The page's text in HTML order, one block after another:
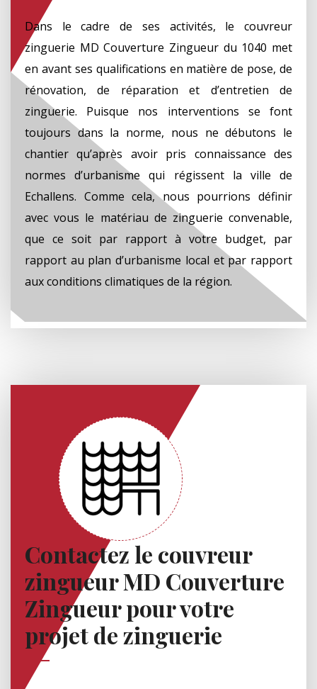
Dans le cadre de ses activités, le couvreur
zinguerie MD Couverture Zingueur du 1040 met
en avant ses qualifications en matière de pose, de
rénovation, de réparation et d’entretien de
zinguerie. Puisque nos interventions se font
toujours dans la norme, nous ne débutons le
chantier qu’après avoir pris connaissance des
normes d’urbanisme qui régissent la ville de
Echallens. Comme cela, nous pourrions définir
avec vous le matériau de zinguerie convenable,
que ce soit par rapport à votre budget, par
rapport au plan d’urbanisme local et par rapport
aux conditions climatiques de la région.
Contactez le couvreur
zingueur MD Couverture
Zingueur pour votre
projet de zinguerie